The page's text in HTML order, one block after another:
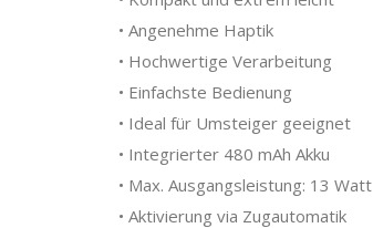
• Angenehme Haptik
• Hochwertige Verarbeitung
• Einfachste Bedienung
• Ideal für Umsteiger geeignet
• Integrierter 480 mAh Akku
• Max. Ausgangsleistung: 13 Watt
• Aktivierung via Zugautomatik